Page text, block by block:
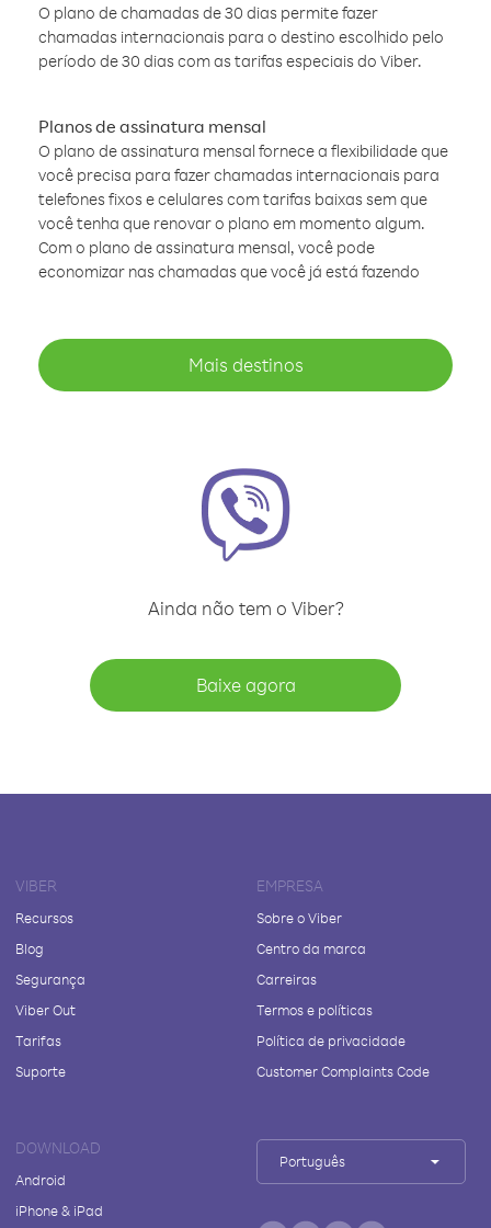
O plano de chamadas de 30 dias permite fazer
chamadas internacionais para o destino escolhido pelo
período de 30 dias com as tarifas especiais do Viber.
Planos de assinatura mensal
O plano de assinatura mensal fornece a flexibilidade que
você precisa para fazer chamadas internacionais para
telefones fixos e celulares com tarifas baixas sem que
você tenha que renovar o plano em momento algum.
Com o plano de assinatura mensal, você pode
economizar nas chamadas que você já está fazendo
Mais destinos
Ainda não tem o Viber?
Baixe agora
VIBER
Recursos
Blog
Segurança
Viber Out
Tarifas
Suporte
EMPRESA
Sobre o Viber
Centro da marca
Carreiras
Termos e políticas
Política de privacidade
Customer Complaints Code
DOWNLOAD
Android
iPhone & iPad
Português